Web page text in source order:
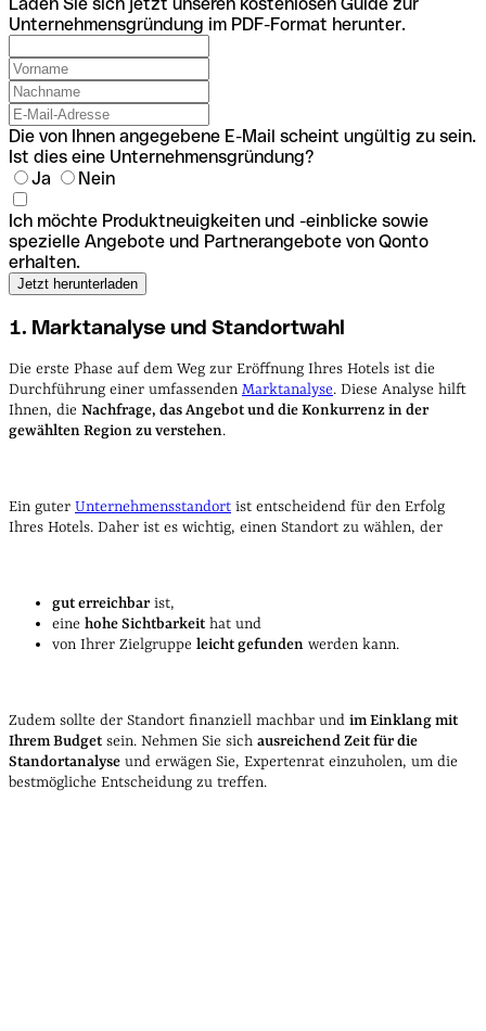
Laden Sie sich jetzt unseren kostenlosen Guide zur
Unternehmensgründung im PDF-Format herunter.
Die von Ihnen angegebene E-Mail scheint ungültig zu sein.
Ist dies eine Unternehmensgründung?
Ja
Nein
Ich möchte Produktneuigkeiten und -einblicke sowie
spezielle Angebote und Partnerangebote von Qonto
erhalten.
1. Marktanalyse und Standortwahl
Die erste Phase auf dem Weg zur Eröffnung Ihres Hotels ist die
Durchführung einer umfassenden Marktanalyse. Diese Analyse hilft
Ihnen, die Nachfrage, das Angebot und die Konkurrenz in der
gewählten Region zu verstehen.
Ein guter Unternehmensstandort ist entscheidend für den Erfolg
Ihres Hotels. Daher ist es wichtig, einen Standort zu wählen, der
gut erreichbar ist,
eine hohe Sichtbarkeit hat und
von Ihrer Zielgruppe leicht gefunden werden kann.
Zudem sollte der Standort finanziell machbar und im Einklang mit
Ihrem Budget sein. Nehmen Sie sich ausreichend Zeit für die
Standortanalyse und erwägen Sie, Expertenrat einzuholen, um die
bestmögliche Entscheidung zu treffen.